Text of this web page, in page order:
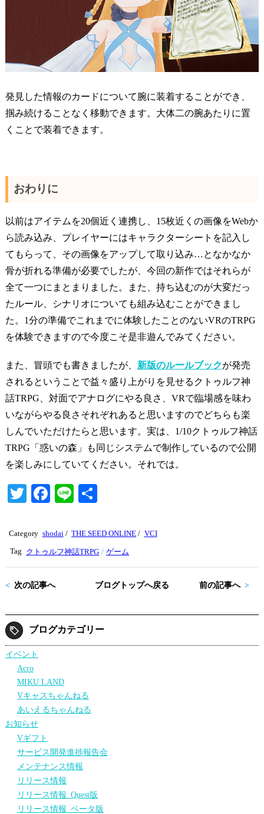
発見した情報のカードについて腕に装着することができ、
掴み続けることなく移動できます。大体二の腕あたりに置
くことで装着できます。
おわりに
以前はアイテムを20個近く連携し、15枚近くの画像をWebか
ら読み込み、プレイヤーにはキャラクターシートを記入し
てもらって、その画像をアップして取り込み…となかなか
骨が折れる準備が必要でしたが、今回の新作ではそれらが
全て一つにまとまりました。また、持ち込むのが大変だっ
たルール、シナリオについても組み込むことができまし
た。1分の準備でこれまでに体験したことのないVRのTRPG
を体験できますので今度こそ是非遊んでみてください。
また、冒頭でも書きましたが、 新版のルールブックが発売
されるということで益々盛り上がりを見せるクトゥルフ神
話TRPG、対面でアナログにやる良さ、VRで臨場感を味わ
いながらやる良さそれぞれあると思いますのでどちらも楽
しんでいただけたらと思います。実は、1/10クトゥルフ神話
TRPG「惑いの森」も同じシステムで制作しているので公開
を楽しみにしていてください。それでは。
T
tte
r
Fa
bo
ok
Li
Category shodai/ THE SEED ONLINE / VCI
Tag クトゥルフ神話TRPG ゲーム
次の記事へ ブログトップへ戻る 前の記事へ
ブログカテゴリー
イベント
Acro
MIKU LAND
Vキャスちゃんねる
あいえるちゃんねる
お知らせ
Vギフト
サービス開発進捗報告会
メンテナンス情報
リリース情報
リリース情報_Quest版
リリース情報_ベータ版